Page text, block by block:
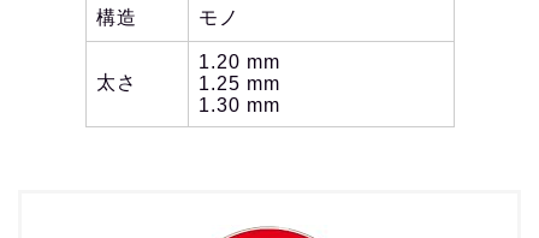
構造 モノ
太さ
1.20 mm
1.25 mm
1.30 mm